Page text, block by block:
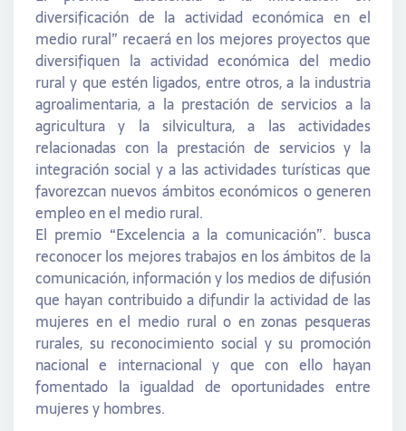
diversificación de la actividad económica en el
medio rural” recaerá en los mejores proyectos que
diversifiquen la actividad económica del medio
rural y que estén ligados, entre otros, a la industria
agroalimentaria, a la prestación de servicios a la
agricultura y la silvicultura, a las actividades
relacionadas con la prestación de servicios y la
integración social y a las actividades turísticas que
favorezcan nuevos ámbitos económicos o generen
empleo en el medio rural.
El premio “Excelencia a la comunicación”. busca
reconocer los mejores trabajos en los ámbitos de la
comunicación, información y los medios de difusión
que hayan contribuido a difundir la actividad de las
mujeres en el medio rural o en zonas pesqueras
rurales, su reconocimiento social y su promoción
nacional e internacional y que con ello hayan
fomentado la igualdad de oportunidades entre
mujeres y hombres.